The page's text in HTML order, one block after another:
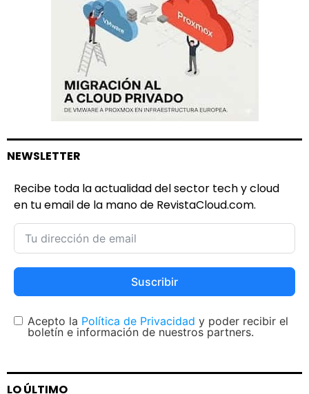
NEWSLETTER
Recibe toda la actualidad del sector tech y cloud
en tu email de la mano de RevistaCloud.com.
Suscribir
Acepto la Política de Privacidad y poder recibir el
boletín e información de nuestros partners.
LO ÚLTIMO